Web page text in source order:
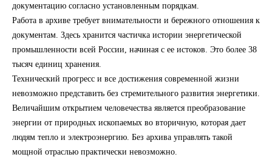
документацию согласно установленным порядкам.
Работа в архиве требует внимательности и бережного отношения к
документам. Здесь хранится частичка истории энергетической
промышленности всей России, начиная с ее истоков. Это более 38
тысяч единиц хранения.
Технический прогресс и все достижения современной жизни
невозможно представить без стремительного развития энергетики.
Величайшим открытием человечества является преобразование
энергии от природных ископаемых во вторичную, которая дает
людям тепло и электроэнергию. Без архива управлять такой
мощной отраслью практически невозможно.